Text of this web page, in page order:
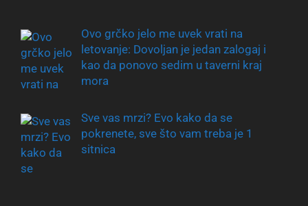
Ovo grčko jelo me uvek vrati na
letovanje: Dovoljan je jedan zalogaj i
kao da ponovo sedim u taverni kraj
mora
Sve vas mrzi? Evo kako da se
pokrenete, sve što vam treba je 1
sitnica